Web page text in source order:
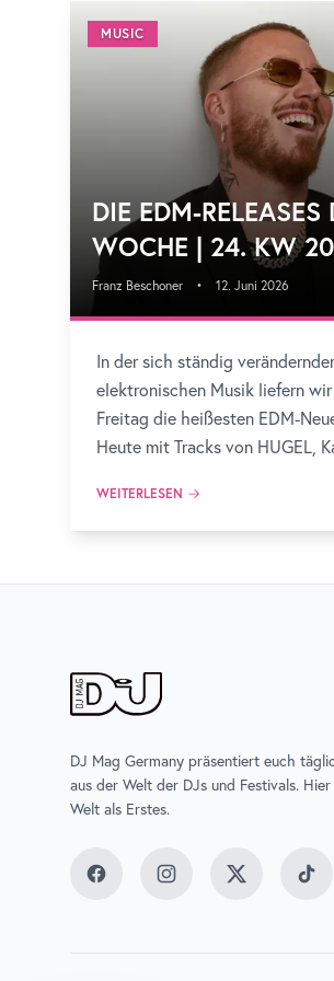
MUSIC
DIE EDM-RELEASES
WOCHE | 24. KW
Franz Beschoner • 12. Juni 2026
In der sich ständig
elektronischen Musik liefern
Freitag die heißesten EDM-
Heute mit Tracks von HUGEL,
und vielen mehr!
WEITERLESEN
DJ Mag Germany präsentiert euch
aus der Welt der DJs und Festivals.
Welt als Erstes.
FacebookInstagramTwitter